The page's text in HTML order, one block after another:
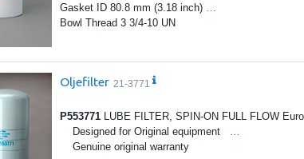
Gasket ID 80.8 mm (3.18 inch)
Bowl Thread 3 3/4-10 UN
Oljefilter 21-3771
P553771 LUBE FILTER, SPIN-ON FULL FLOW
Designed for Original equipment
Genuine original warranty